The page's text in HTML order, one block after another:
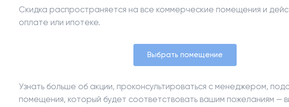
Скидка распространяется на все коммерческие помещения и
оплате или ипотеке.
Выбрать помещение
Узнать больше об акции, проконсультироваться с менеджером,
помещения, который будет соответствовать вашим пожеланиям —